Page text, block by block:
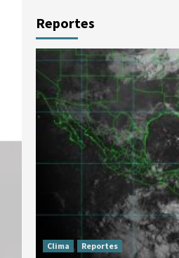
Reportes
Clima Reportes